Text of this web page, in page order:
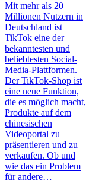
Mit mehr als 20
Millionen Nutzern in
Deutschland ist
TikTok eine der
bekanntesten und
beliebtesten Social-
Media-Plattformen.
Der TikTok-Shop ist
eine neue Funktion,
die es möglich macht,
Produkte auf dem
chinesischen
Videoportal zu
präsentieren und zu
verkaufen. Ob und
wie das ein Problem
für andere…